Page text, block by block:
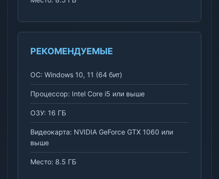
РЕКОМЕНДУЕМЫЕ
ОС: Windows 10, 11 (64 бит)
Процессор: Intel Core i5 или выше
ОЗУ: 16 ГБ
Видеокарта: NVIDIA GeForce GTX 1060 или
выше
Место: 8.5 ГБ